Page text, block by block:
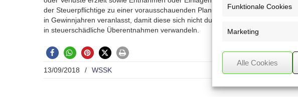
Funktionale Cookies
Marketing
Alle Cookies
der Steuerpflichtige zu einer vorausschauenden Planung seiner Entnahmen auch
in Gewinnjahren veranlasst, damit diese sich nicht durch spätere Verluste
in steuerschädliche Überentnahmen verwandeln.
13/09/2018 / WSSK